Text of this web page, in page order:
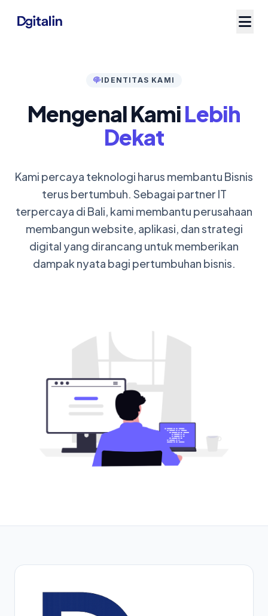
IDENTITAS KAMI
Mengenal KamiLebih
Dekat
Kami percaya teknologi harus membantu Bisnis
terus bertumbuh. Sebagai partner IT
terpercaya di Bali, kami membantu perusahaan
membangun website, aplikasi, dan strategi
digital yang dirancang untuk memberikan
dampak nyata bagi pertumbuhan bisnis.